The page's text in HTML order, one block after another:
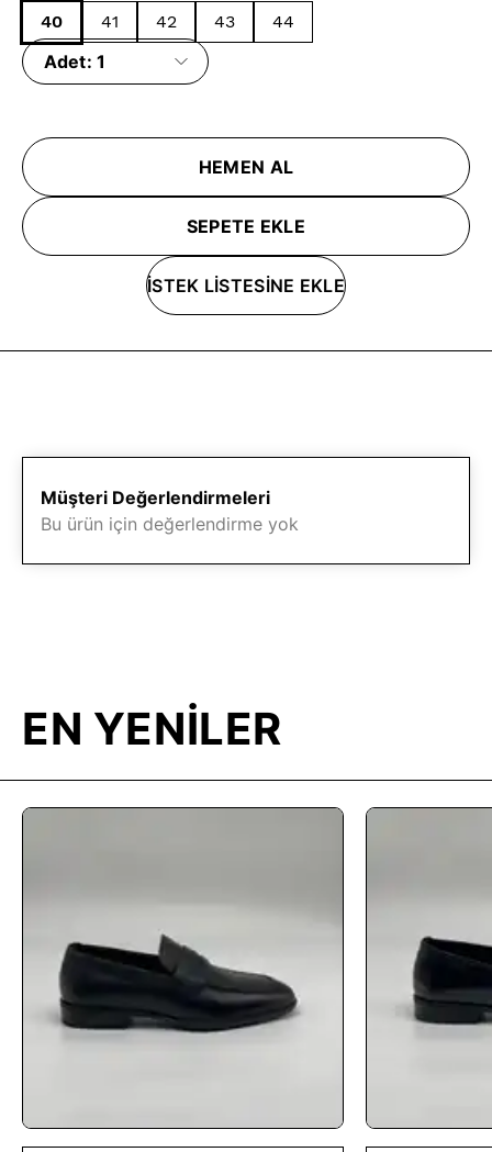
40 41 42 43 44
Adet:1
HEMEN AL
SEPETE EKLE
İSTEK LİSTESİNE EKLE
Müşteri Değerlendirmeleri
Bu ürün için değerlendirme yok
EN YENİLER